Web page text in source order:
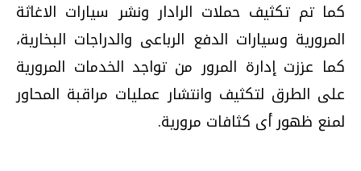
كما تم تكثيف حملات الرادار ونشر سيارات الاغاثة
المرورية وسيارات الدفع الرباعى والدراجات البخارية،
كما عززت إدارة المرور من تواجد الخدمات المرورية
على الطرق لتكثيف وانتشار عمليات مراقبة المحاور
لمنع ظهور أى كثافات مرورية.